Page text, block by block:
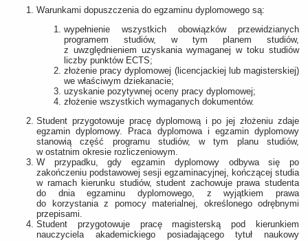
Warunkami dopuszczenia do egzaminu dyplomowego są:
wypełnienie wszystkich obowiązków przewidzianych
programem studiów, w tym planem studiów,
z uwzględnieniem uzyskania wymaganej w toku studiów
liczby punktów ECTS;
złożenie pracy dyplomowej (licencjackiej lub magisterskiej)
we właściwym dziekanacie;
uzyskanie pozytywnej oceny pracy dyplomowej;
złożenie wszystkich wymaganych dokumentów.
Student przygotowuje pracę dyplomową i po jej złożeniu zdaje
egzamin dyplomowy. Praca dyplomowa i egzamin dyplomowy
stanowią część programu studiów, w tym planu studiów,
w ostatnim okresie rozliczeniowym.
W przypadku, gdy egzamin dyplomowy odbywa się po
zakończeniu podstawowej sesji egzaminacyjnej, kończącej studia
w ramach kierunku studiów, student zachowuje prawa studenta
do dnia egzaminu dyplomowego, z wyjątkiem prawa
do korzystania z pomocy materialnej, określonego odrębnymi
przepisami.
Student przygotowuje pracę magisterską pod kierunkiem
nauczyciela akademickiego posiadającego tytuł naukowy